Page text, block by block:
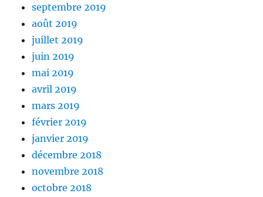
septembre 2019
août 2019
juillet 2019
juin 2019
mai 2019
avril 2019
mars 2019
février 2019
janvier 2019
décembre 2018
novembre 2018
octobre 2018